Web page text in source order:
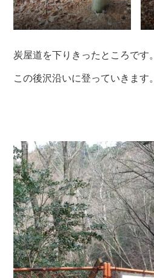
炭屋道を下りきったところです。
この後沢沿いに登っていきます。